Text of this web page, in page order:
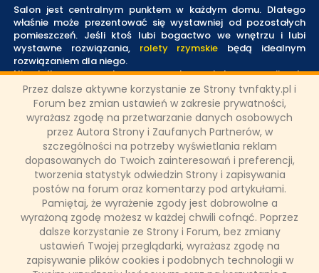
Przez dalsze aktywne korzystanie ze Strony tvnfakty.pl i
Forum bez zmian ustawień w zakresie prywatności,
wyrażasz zgodę na przetwarzanie danych osobowych
przez Autora Strony i Zaufanych Partnerów, w
szczególności na potrzeby wyświetlania reklam
dopasowanych do Twoich zainteresowań i preferencji,
tworzenia statystyk odwiedzin Strony i zapisywania
postów na forum oraz komentarzy pod artykułami.
Pamiętaj, że wyrażenie zgody jest dobrowolne a
wyrażoną zgodę możesz w każdej chwili cofnąć. Poprzez
dalsze korzystanie ze Strony i Forum, bez zmiany
ustawień Twojej przeglądarki, wyrażasz zgodę na
zapisywanie plików cookies i podobnych technologii w
ODZIAŁY LOKALNE
Salon jest centralnym punktem w każdym domu. Dlatego
właśnie może prezentować się wystawniej od pozostałych
pomieszczeń. Jeśli ktoś lubi bogactwo we wnętrzu i lubi
wystawne rozwiązania, rolety rzymskie będą idealnym
rozwiązaniem dla niego.
Nie tylko wprowadzą pewną dozę ekstrawagancji, ale
nadadzą wnętrzu miękkości. Dzięki temu będzie się wydawać
wygodniej, cieplej.
Materiał zewnętrzny
Łukasz Ropczyński
3 września 2023, 16:14
UDOSTĘPNIJ POST